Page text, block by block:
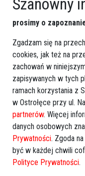
Zobacz również
Interwencja Czytelnika:
Szanowny
prosimy o
Zgadzam się na
cookies, jak też na
zachowań w
zapisywanych w tych
ramach korzystania z
w Ostrołęce przy ul.
partnerów. Więcej
danych osobowych
Prywatności. Zgoda
być w każdej chwili
Polityce Prywatności.